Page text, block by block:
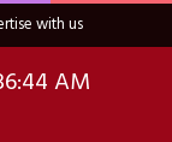
with us
AM